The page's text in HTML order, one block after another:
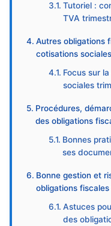
Tutoriel :
TVA
Autres obligations
cotisations
Focus sur
sociales
Procédures,
des obligations
Bonnes
ses
Bonne gestion et
obligations
Astuces
des